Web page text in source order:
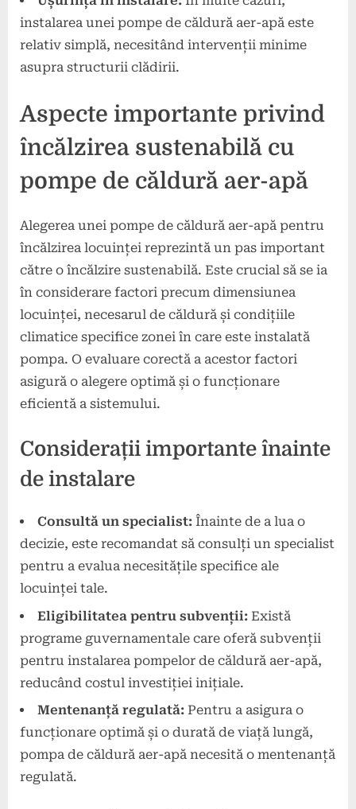
instalarea unei pompe de căldură aer-apă este
relativ simplă, necesitând intervenții minime
asupra structurii clădirii.
Aspecte importante privind
încălzirea sustenabilă cu
pompe de căldură aer-apă
Alegerea unei pompe de căldură aer-apă pentru
încălzirea locuinței reprezintă un pas important
către o încălzire sustenabilă. Este crucial să se ia
în considerare factori precum dimensiunea
locuinței, necesarul de căldură și condițiile
climatice specifice zonei în care este instalată
pompa. O evaluare corectă a acestor factori
asigură o alegere optimă și o funcționare
eficientă a sistemului.
Considerații importante înainte
de instalare
Consultă un specialist: Înainte de a lua o
decizie, este recomandat să consulți un specialist
pentru a evalua necesitățile specifice ale
locuinței tale.
Eligibilitatea pentru subvenții: Există
programe guvernamentale care oferă subvenții
pentru instalarea pompelor de căldură aer-apă,
reducând costul investiției inițiale.
Mentenanță regulată: Pentru a asigura o
funcționare optimă și o durată de viață lungă,
pompa de căldură aer-apă necesită o mentenanță
regulată.